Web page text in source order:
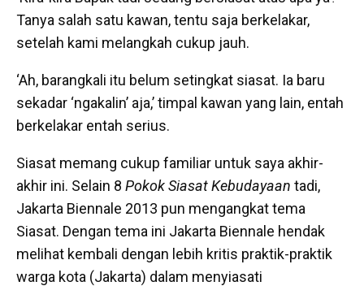
Tanya salah satu kawan, tentu saja berkelakar,
setelah kami melangkah cukup jauh.
‘Ah, barangkali itu belum setingkat siasat. Ia baru
sekadar ‘ngakalin’ aja,’ timpal kawan yang lain, entah
berkelakar entah serius.
Siasat memang cukup familiar untuk saya akhir-
akhir ini. Selain 8 Pokok Siasat Kebudayaan tadi,
Jakarta Biennale 2013 pun mengangkat tema
Siasat. Dengan tema ini Jakarta Biennale hendak
melihat kembali dengan lebih kritis praktik-praktik
warga kota (Jakarta) dalam menyiasati